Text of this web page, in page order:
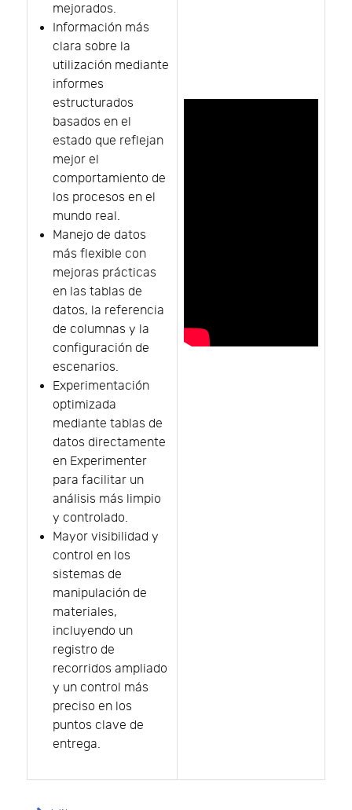
mejorados.
Información más
clara sobre la
utilización mediante
informes
estructurados
basados en el
estado que reflejan
mejor el
comportamiento de
los procesos en el
mundo real.
Manejo de datos
más flexible con
mejoras prácticas
en las tablas de
datos, la referencia
de columnas y la
configuración de
escenarios.
Experimentación
optimizada
mediante tablas de
datos directamente
en Experimenter
para facilitar un
análisis más limpio
y controlado.
Mayor visibilidad y
control en los
sistemas de
manipulación de
materiales,
incluyendo un
registro de
recorridos ampliado
y un control más
preciso en los
puntos clave de
entrega.